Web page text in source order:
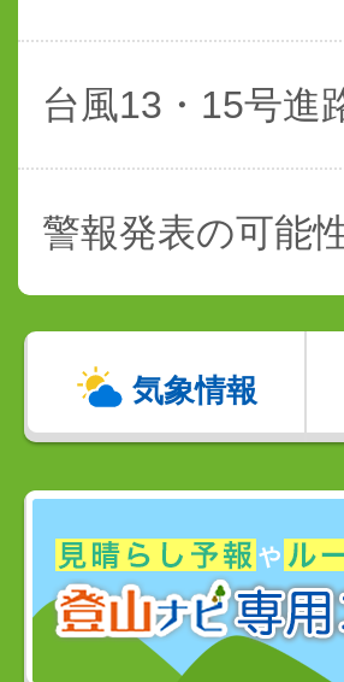
台風13・15号進
警報発表の可能
気象情報